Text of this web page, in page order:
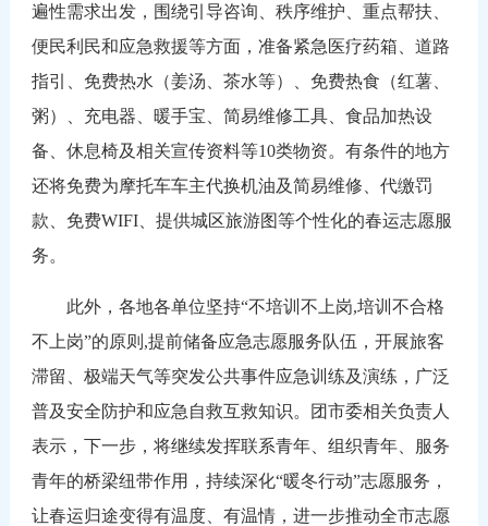
遍性需求出发，围绕引导咨询、秩序维护、重点帮扶、
便民利民和应急救援等方面，准备紧急医疗药箱、道路
指引、免费热水（姜汤、茶水等）、免费热食（红薯、
粥）、充电器、暖手宝、简易维修工具、食品加热设
备、休息椅及相关宣传资料等10类物资。有条件的地方
还将免费为摩托车车主代换机油及简易维修、代缴罚
款、免费WIFI、提供城区旅游图等个性化的春运志愿服
务。
此外，各地各单位坚持“不培训不上岗,培训不合格
不上岗”的原则,提前储备应急志愿服务队伍，开展旅客
滞留、极端天气等突发公共事件应急训练及演练，广泛
普及安全防护和应急自救互救知识。团市委相关负责人
表示，下一步，将继续发挥联系青年、组织青年、服务
青年的桥梁纽带作用，持续深化“暖冬行动”志愿服务，
让春运归途变得有温度、有温情，进一步推动全市志愿